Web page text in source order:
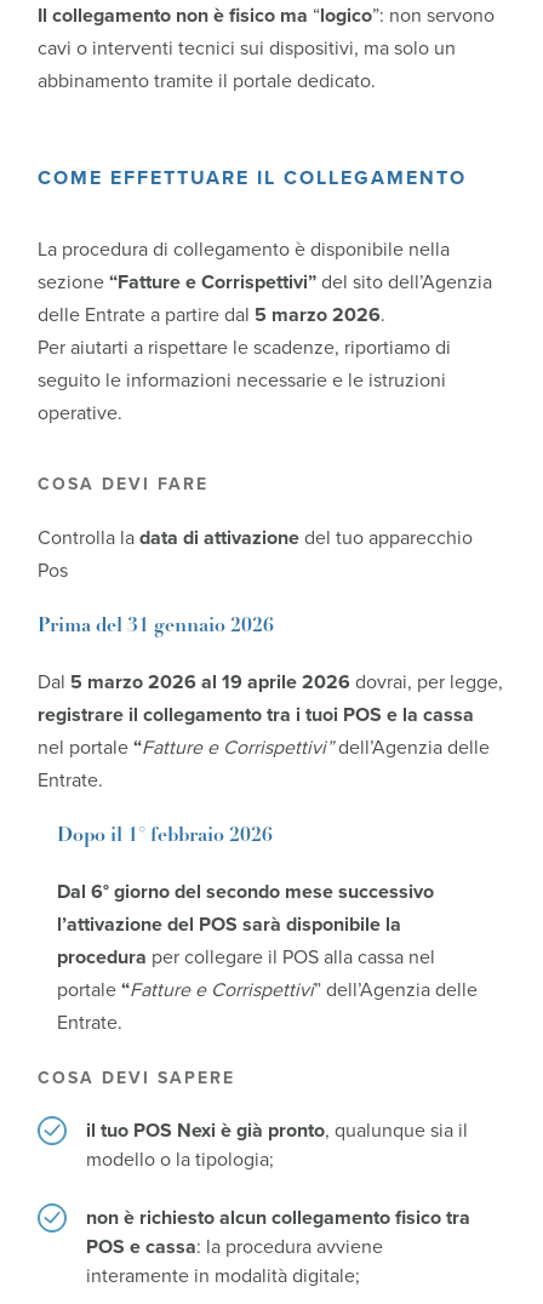
Il collegamento non è fisico ma “logico”: non servono
cavi o interventi tecnici sui dispositivi, ma solo un
abbinamento tramite il portale dedicato.
COME EFFETTUARE IL COLLEGAMENTO
La procedura di collegamento è disponibile nella
sezione“Fatture e Corrispettivi” del sito dell’Agenzia
delle Entrate a partire dal 5 marzo 2026.
Per aiutarti a rispettare le scadenze, riportiamo di
seguito le informazioni necessarie e le istruzioni
operative.
COSA DEVI FARE
Controlla ladata di attivazione del tuo apparecchio
Pos
Prima del 31 gennaio 2026
Dal 5 marzo 2026 al 19 aprile 2026dovrai, per legge,
registrare il collegamento tra i tuoi POS e la cassa
nel portale“Fatture e Corrispettivi” dell’Agenzia delle
Entrate.
Dopo il 1° febbraio 2026
Dal 6° giorno del secondo mese successivo
l’attivazione del POS sarà disponibile la
procedura per collegare il POS alla cassa nel
portale“Fatture e Corrispettivi” dell’Agenzia delle
Entrate.
COSA DEVI SAPERE
il tuo POS Nexi è già pronto, qualunque sia il
modello o la tipologia;
non è richiesto alcun collegamento fisico tra
POS e cassa: la procedura avviene
interamente in modalità digitale;